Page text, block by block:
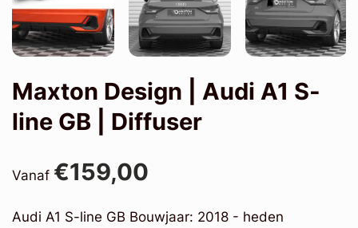
Maxton Design | Audi A1 S-
line GB | Diffuser
Vanaf €159,00
Audi A1 S-line GB Bouwjaar: 2018 - heden